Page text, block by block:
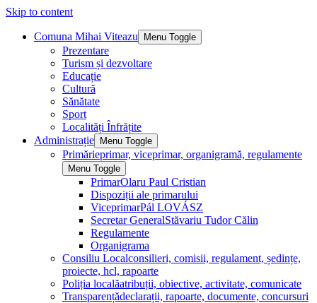
Skip to content
Comuna Mihai Viteazu Menu Toggle
Prezentare
Turism și dezvoltare
Educație
Cultură
Sănătate
Sport
Localități Înfrățite
Administrație
Menu Toggle
Primărieprimar, viceprimar, organigramă, regulamente
Menu Toggle
PrimarOlaru Paul Cristian
Dispoziții ale primarului
ViceprimarPál LOVÁSZ
Secretar GeneralStăvariu Tudor Călin
Regulamente
Organigrama
Consiliu Localconsilieri, comisii, regulament, ședințe,
proiecte, hcl, rapoarte
Poliția localăatribuții, obiective, activitate, comunicate
Transparențădeclarații, rapoarte, documente, concursuri